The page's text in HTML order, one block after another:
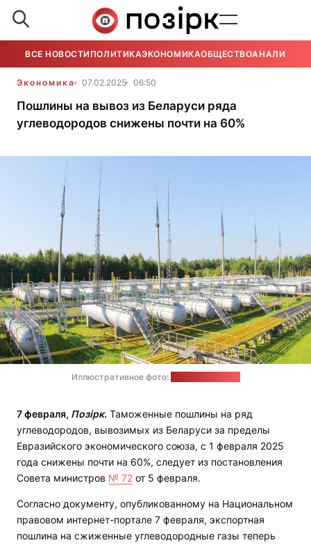
ВСЕ НОВОСТИ ПОЛИТИКАЭКОНОМИКАОБЩЕСТВОАНАЛИТИКА
Экономика 07.02.2025 06:50
Пошлины на вывоз из Беларуси ряда
углеводородов снижены почти на 60%
Иллюстративное фото:
7 февраля, Позірк. Таможенные пошлины на ряд
углеводородов, вывозимых из Беларуси за пределы
Евразийского экономического союза, с 1 февраля 2025
года снижены почти на 60%, следует из постановления
Совета министров № 72 от 5 февраля.
Согласно документу, опубликованному на Национальном
правовом интернет-портале 7 февраля, экспортная
пошлина на сжиженные углеводородные газы теперь